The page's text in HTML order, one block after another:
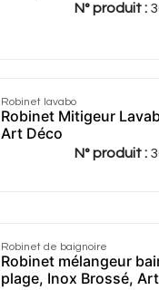
N° produit :
Robinet lavabo
Robinet Mitigeur
Art Déco
N° produit :
Robinet de baignoire
Robinet mélangeur
plage, Inox Brossé,